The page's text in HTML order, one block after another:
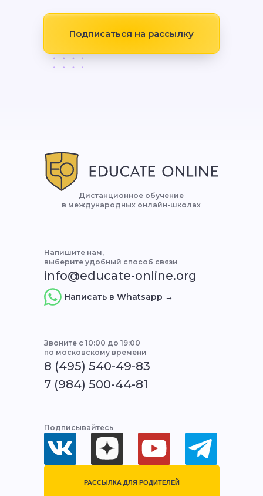
Подписаться на рассылку
Подписывайтесь
РАССЫЛКА ДЛЯ РОДИТЕЛЕЙ
Напишите нам,
выберите удобный способ связи
info@educate-online.org
Написать в Whatsapp →
Звоните с 10:00 до 19:00
по московскому времени
8 (495) 540-49-83
7 (984) 500-44-81
Дистанционное обучение
в международных онлайн-школах